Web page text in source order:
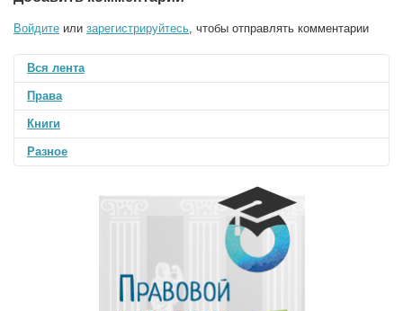
Войдите или зарегистрируйтесь , чтобы отправлять комментарии
Вся лента
Права
Книги
Разное